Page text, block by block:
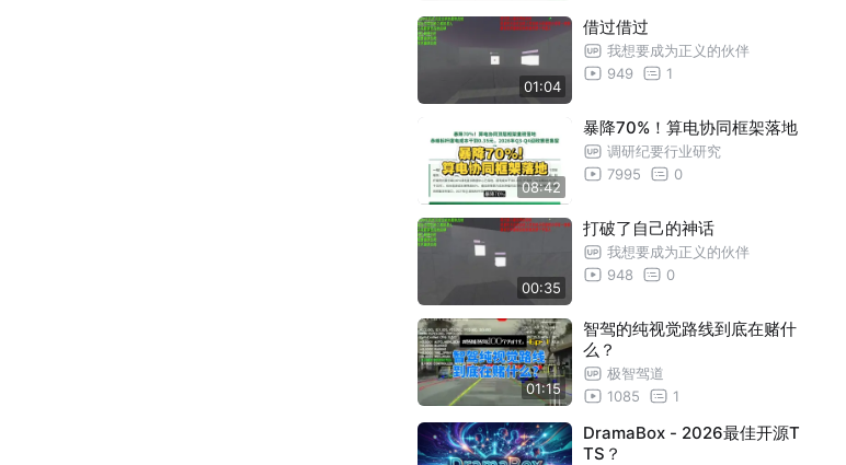
01:04
借过借过
我想要成为正义的伙伴
949
1
08:42
暴降70%！算电协同框架落地
调研纪要行业研究
7995
0
00:35
打破了自己的神话
我想要成为正义的伙伴
948
0
01:15
智驾的纯视觉路线到底在赌什
么？
极智驾道
1085
1
DramaBox - 2026最佳开源T
TS？